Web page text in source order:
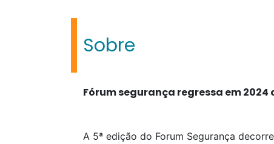
Sobre
Fórum segurança regressa em
A 5ª edição do Forum Segurança